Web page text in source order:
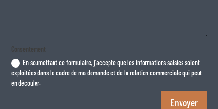
Consentement
En soumettant ce formulaire, j'accepte que les informations saisies soient
exploitées dans le cadre de ma demande et de la relation commerciale qui peut
en découler.
Envoyer